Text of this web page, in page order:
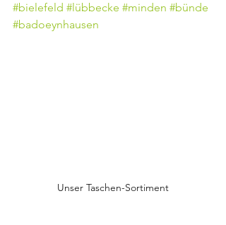
#bielefeld #lübbecke #minden #bünde
#badoeynhausen
Unser Taschen-Sortiment